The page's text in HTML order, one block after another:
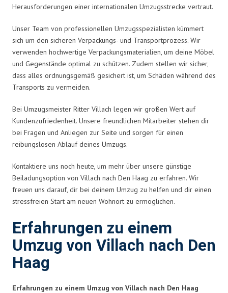
Herausforderungen einer internationalen Umzugsstrecke vertraut.
Unser Team von professionellen Umzugsspezialisten kümmert
sich um den sicheren Verpackungs- und Transportprozess. Wir
verwenden hochwertige Verpackungsmaterialien, um deine Möbel
und Gegenstände optimal zu schützen. Zudem stellen wir sicher,
dass alles ordnungsgemäß gesichert ist, um Schäden während des
Transports zu vermeiden.
Bei Umzugsmeister Ritter Villach legen wir großen Wert auf
Kundenzufriedenheit. Unsere freundlichen Mitarbeiter stehen dir
bei Fragen und Anliegen zur Seite und sorgen für einen
reibungslosen Ablauf deines Umzugs.
Kontaktiere uns noch heute, um mehr über unsere günstige
Beiladungsoption von Villach nach Den Haag zu erfahren. Wir
freuen uns darauf, dir bei deinem Umzug zu helfen und dir einen
stressfreien Start am neuen Wohnort zu ermöglichen.
Erfahrungen zu einem
Umzug von Villach nach Den
Haag
Erfahrungen zu einem Umzug von Villach nach Den Haag